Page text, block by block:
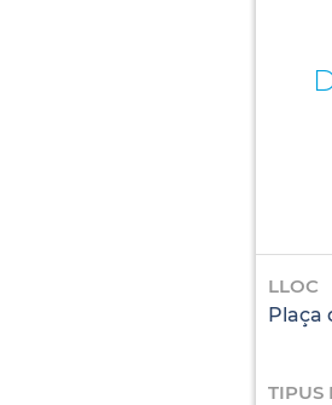
LLOC
Plaça
TIPUS